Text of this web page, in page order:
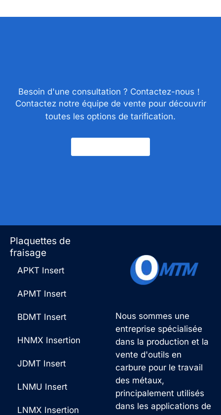
Besoin d'une consultation ? Contactez-nous！
Contactez notre équipe de vente pour découvrir
toutes les options de tarification.
Nous sommes une
entreprise spécialisée
dans la production et la
vente d'outils en
carbure pour le travail
des métaux,
principalement utilisés
dans les applications de
Plaquettes de
fraisage
APKT Insert
APMT Insert
BDMT Insert
HNMX Insertion
JDMT Insert
LNMU Insert
LNMX Insertion